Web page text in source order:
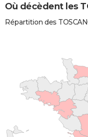
Où décèdent les
Répartition des